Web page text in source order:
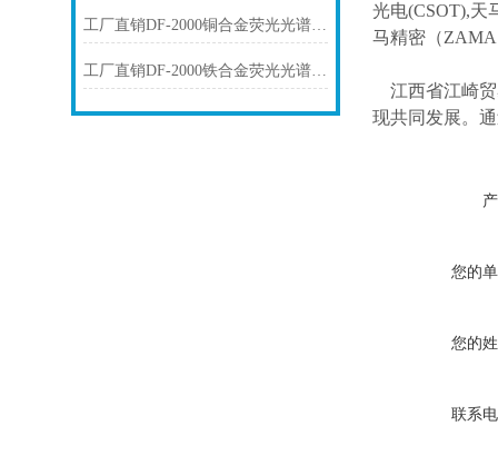
工厂直销DF-2000铜合金荧光光谱仪技术参数
工厂直销DF-2000铁合金荧光光谱仪技术参数
光电(CSOT),天
马精密（
江西省江崎
现共同发展。
您的
您的
联系